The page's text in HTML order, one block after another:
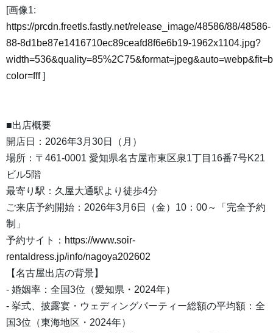
[画像1:
https://prcdn.freetls.fastly.net/release_image/48586/88/48586-
88-8d1be87e1416710ec89ceafd8f6e6b19-1962x1104.jpg?
color=fff]
■出店概要
開店日：2026年3月30日（月）
場所：〒461-0001 愛知県名古屋市東区泉1丁目16番7号K21
ビル5階
最寄り駅：久屋大通駅より徒歩4分
ご来店予約開始：2026年3月6日（金）10：00～「完全予約
制」
予約サイト： https://www.soir-
rentaldress.jp/info/nagoya202602
【名古屋出店の背景】
- 婚姻率：全国3位（愛知県・2024年）
- 挙式、披露宴・ウェディングパーティー総額の平均額：全
国3位（東海地区・2024年）